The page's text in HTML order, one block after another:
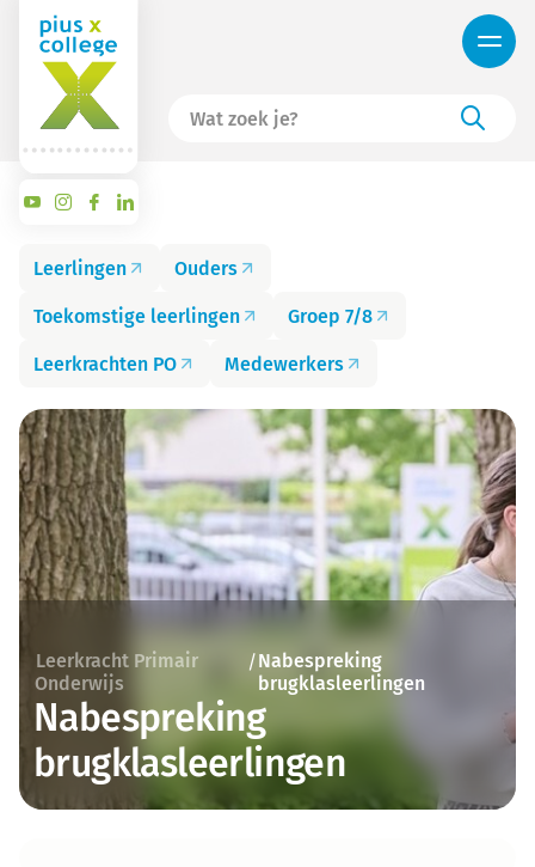
Leerlingen Ouders
Toekomstige leerlingen Groep 7/8
Leerkrachten PO Medewerkers
Leerkracht Primair
Onderwijs
/Nabespreking
brugklasleerlingen
Nabespreking
brugklasleerlingen